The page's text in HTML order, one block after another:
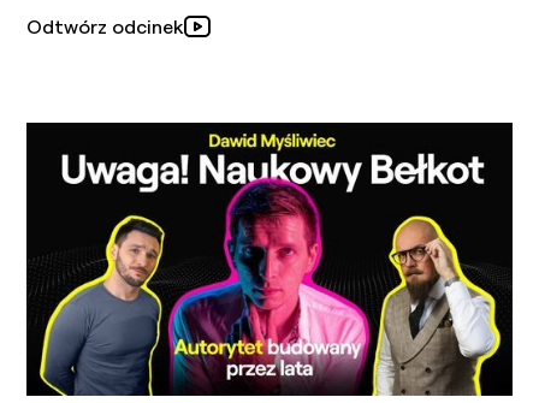
Odtwórz odcinek